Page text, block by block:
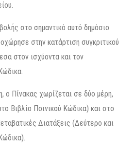
στο σημαντικό αυτό δημόσιο
στην κατάρτιση συγκριτικού
στον ισχύοντα και τον
ο Πίνακας χωρίζεται σε δύο μέρη,
Βιβλίο Ποινικού Κώδικα) και στο
Διατάξεις (Δεύτερο και